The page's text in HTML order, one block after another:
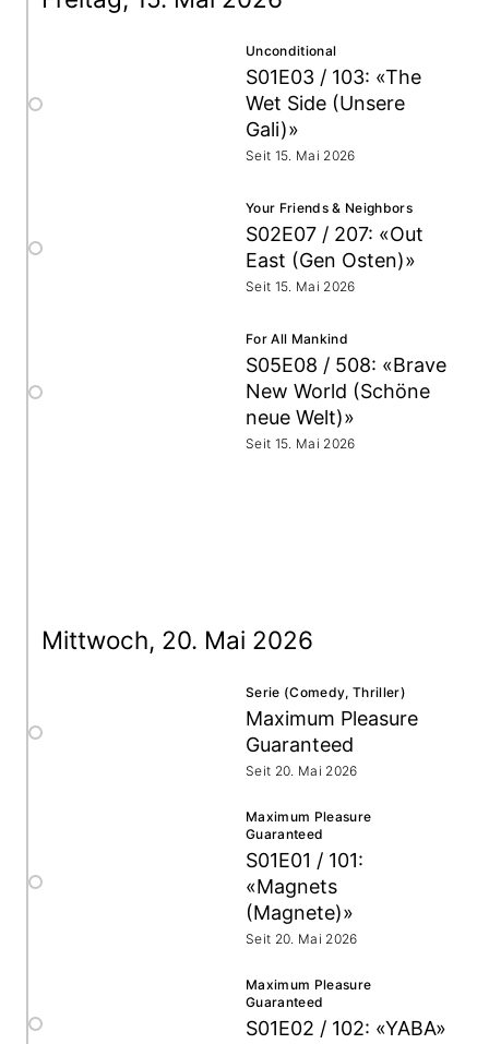
Unconditional
S01E03 / 103: «The
Wet Side (Unsere
Gali)»
Seit 15. Mai 2026
Your Friends & Neighbors
S02E07 / 207: «Out
East (Gen Osten)»
Seit 15. Mai 2026
For All Mankind
S05E08 / 508: «Brave
New World (Schöne
neue Welt)»
Seit 15. Mai 2026
Mittwoch, 20. Mai 2026
Serie (Comedy, Thriller)
Maximum Pleasure
Guaranteed
Seit 20. Mai 2026
Maximum Pleasure
Guaranteed
S01E01 / 101:
«Magnets
(Magnete)»
Seit 20. Mai 2026
Maximum Pleasure
Guaranteed
S01E02 / 102: «YABA»